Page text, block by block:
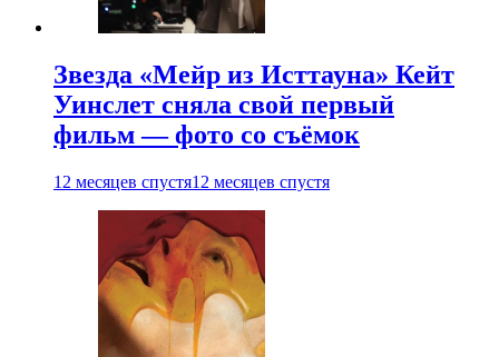
Звезда «Мейр из Исттауна» Кейт
Уинслет сняла свой первый
фильм — фото со съёмок
12 месяцев спустя12 месяцев спустя